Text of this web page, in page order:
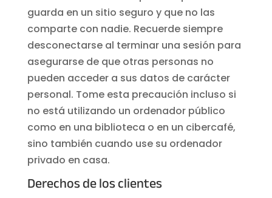
guarda en un sitio seguro y que no las
comparte con nadie. Recuerde siempre
desconectarse al terminar una sesión para
asegurarse de que otras personas no
pueden acceder a sus datos de carácter
personal. Tome esta precaución incluso si
no está utilizando un ordenador público
como en una biblioteca o en un cibercafé,
sino también cuando use su ordenador
privado en casa.
Derechos de los clientes